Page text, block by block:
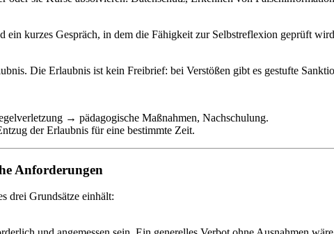
ein kurzes Gespräch, in dem die Fähigkeit zur Selbstreflexion geprüft
Die Erlaubnis ist kein Freibrief: bei Verstößen gibt es gestufte
→ pädagogische Maßnahmen, Nachschulung.
der Erlaubnis für eine bestimmte Zeit.
Anforderungen
drei Grundsätze einhält: